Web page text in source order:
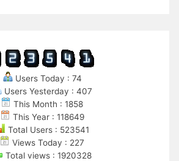
Users Today : 74
Users Yesterday : 407
This Month : 1858
This Year : 118649
Total Users : 523541
Views Today : 227
Total views : 1920328